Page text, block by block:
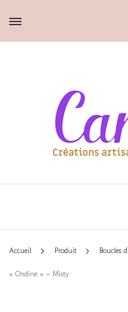
Cam'O
Accueil Produit Boucles
« Ondine » – Misty